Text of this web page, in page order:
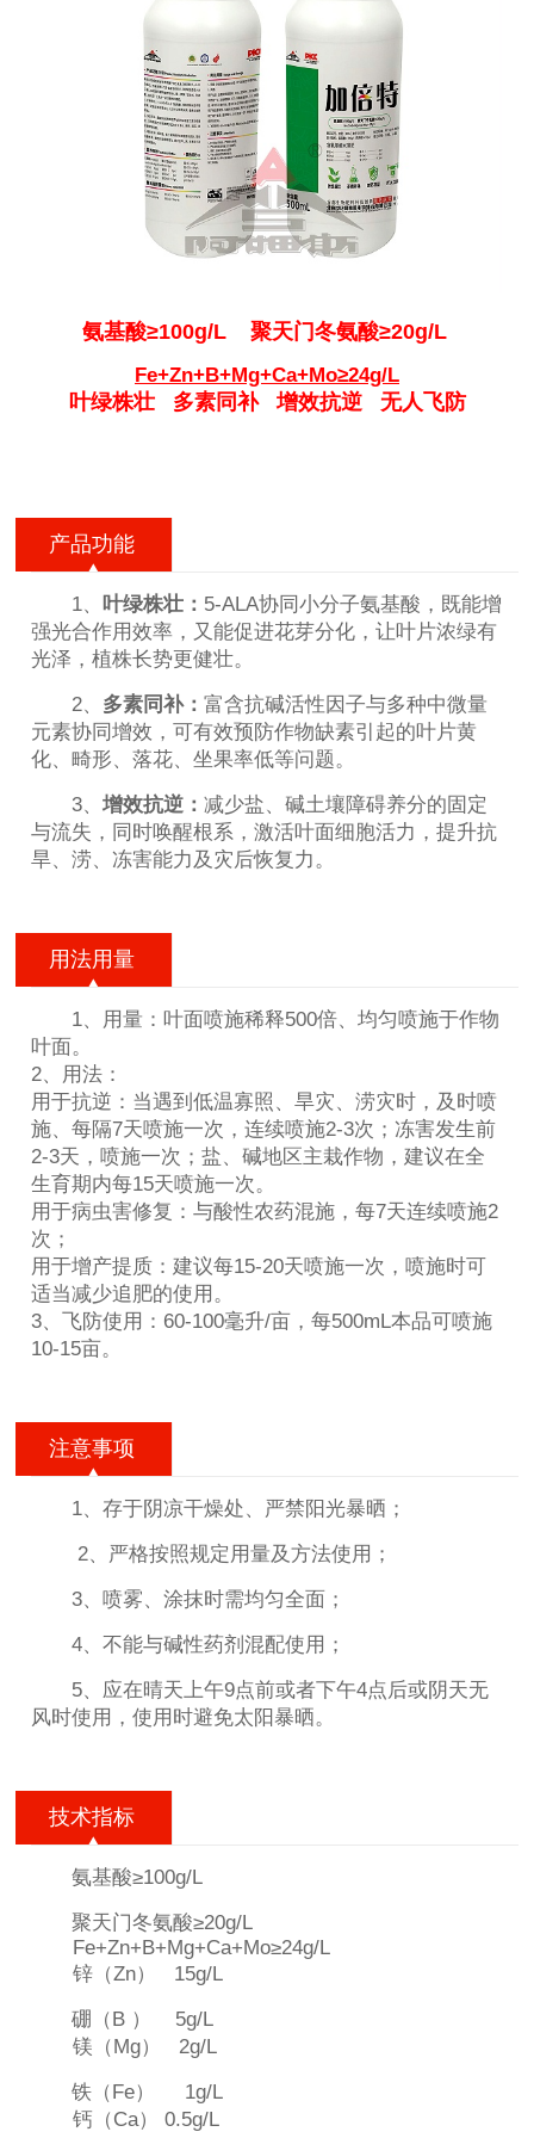
氨基酸≥100g/L 聚天门冬氨酸≥20g/L
Fe+Zn+B+Mg+Ca+Mo≥24g/L
叶绿株壮 多素同补 增效抗逆 无人飞防
产品功能
1、 叶绿株壮： 5-ALA协同小分子氨基酸，既能增
强光合作用效率，又能促进花芽分化，让叶片浓绿有
光泽，植株长势更健壮。
2、 多素同补：富含抗碱活性因子与多种中微量
元素协同增效，可有效预防作物缺素引起的叶片黄
化、畸形、落花、坐果率低等问题。
3、增效抗逆：减少盐、碱土壤障碍养分的固定
与流失，同时唤醒根系，激活叶面细胞活力，提升抗
旱、涝、冻害能力及灾后恢复力。
用法用量
1、用量：叶面喷施稀释500倍、均匀喷施于作物
叶面。
2、用法：
用于抗逆：当遇到低温寡照、旱灾、涝灾时，及时喷
施、每隔7天喷施一次，连续喷施2-3次；冻害发生前
2-3天，喷施一次；盐、碱地区主栽作物，建议在全
生育期内每15天喷施一次。
用于病虫害修复：与酸性农药混施，每7天连续喷施2
次；
用于增产提质：建议每15-20天喷施一次，喷施时可
适当减少追肥的使用。
3、飞防使用：60-100毫升/亩，每500mL本品可喷施
10-15亩。
注意事项
1、存于阴凉干燥处、严禁阳光暴晒；
2、严格按照规定用量及方法使用；
3、喷雾、涂抹时需均匀全面；
4、不能与碱性药剂混配使用；
5、应在晴天上午9点前或者下午4点后或阴天无
风时使用，使用时避免太阳暴晒。
技术指标
氨基酸≥100g/L
聚天门冬氨酸≥20g/L
Fe+Zn+B+Mg+Ca+Mo≥24g/L
锌（Zn） 15g/L
硼（B ） 5g/L
镁（Mg） 2g/L
铁（Fe） 1g/L
钙（Ca） 0.5g/L